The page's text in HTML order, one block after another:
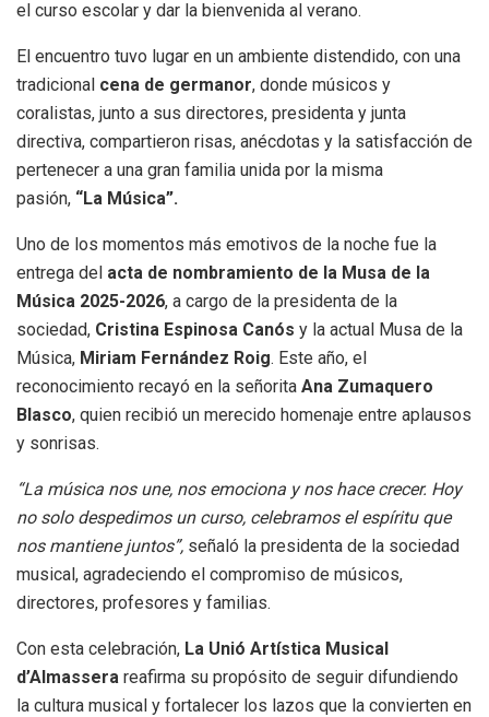
el curso escolar y dar la bienvenida al verano.
El encuentro tuvo lugar en un ambiente distendido, con una
tradicional cena de germanor, donde músicos y
coralistas, junto a sus directores, presidenta y junta
directiva, compartieron risas, anécdotas y la satisfacción de
pertenecer a una gran familia unida por la misma
pasión, “La Música”.
Uno de los momentos más emotivos de la noche fue la
entrega del acta de nombramiento de la Musa de la
Música 2025-2026, a cargo de la presidenta de la
sociedad, Cristina Espinosa Canós y la actual Musa de la
Música, Miriam Fernández Roig. Este año, el
reconocimiento recayó en la señorita Ana Zumaquero
Blasco, quien recibió un merecido homenaje entre aplausos
y sonrisas.
“La música nos une, nos emociona y nos hace crecer. Hoy
no solo despedimos un curso, celebramos el espíritu que
nos mantiene juntos”, señaló la presidenta de la sociedad
musical, agradeciendo el compromiso de músicos,
directores, profesores y familias.
Con esta celebración, La Unió Artística Musical
d’Almassera reafirma su propósito de seguir difundiendo
la cultura musical y fortalecer los lazos que la convierten en